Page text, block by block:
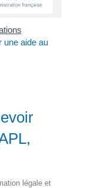
une aide au
légale et